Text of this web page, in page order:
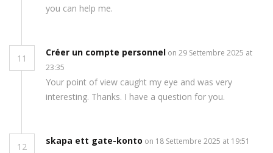
you can help me.
11
Créer un compte personnel on 29 Settembre 2025 at
23:35
Your point of view caught my eye and was very
interesting. Thanks. I have a question for you.
12
skapa ett gate-konto on 18 Settembre 2025 at 19:51